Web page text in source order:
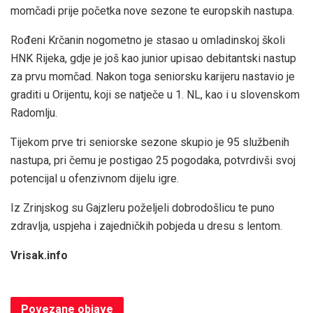
momčadi prije početka nove sezone te europskih nastupa.
Rođeni Krčanin nogometno je stasao u omladinskoj školi
HNK Rijeka, gdje je još kao junior upisao debitantski nastup
za prvu momčad. Nakon toga seniorsku karijeru nastavio je
graditi u Orijentu, koji se natječe u 1. NL, kao i u slovenskom
Radomlju.
Tijekom prve tri seniorske sezone skupio je 95 službenih
nastupa, pri čemu je postigao 25 pogodaka, potvrdivši svoj
potencijal u ofenzivnom dijelu igre.
Iz Zrinjskog su Gajzleru poželjeli dobrodošlicu te puno
zdravlja, uspjeha i zajedničkih pobjeda u dresu s lentom.
Vrisak.info
Povezane objave